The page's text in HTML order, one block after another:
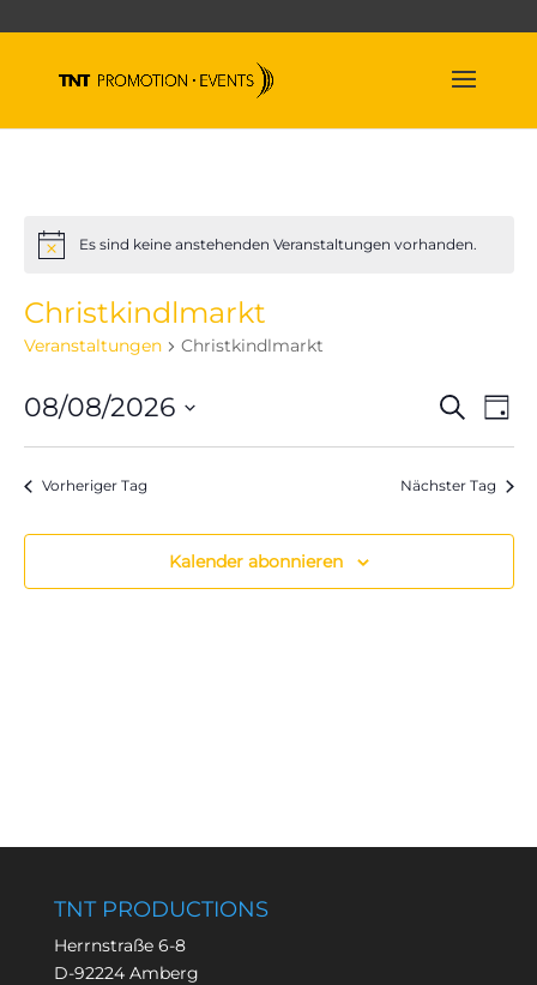
HinweisEs sind keine anstehenden Veranstaltungen vorhanden.
Christkindlmarkt
Veranstaltungen Christkindlmarkt
Suche
Tag
08/08/2026
Vorheriger Tag Nächster Tag
Kalender abonnieren
TNT PRODUCTIONS
Herrnstraße 6-8
D-92224 Amberg